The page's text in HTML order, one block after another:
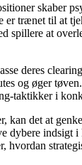
skaber
er trænet til at
spillere at
deres
og øger
taktikker i
kan det at
dybere indsigt
hvordan